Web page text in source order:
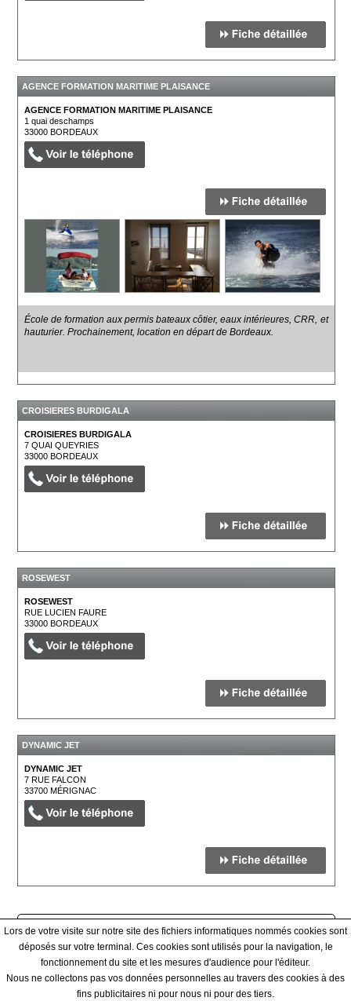
AGENCE FORMATION MARITIME PLAISANCE
AGENCE FORMATION MARITIME PLAISANCE
1 quai deschamps
33000BORDEAUX
École de formation aux permis bateaux côtier, eaux intérieures, CRR, et
hauturier. Prochainement, location en départ de Bordeaux.
CROISIERES BURDIGALA
CROISIERES BURDIGALA
7 QUAI QUEYRIES
33000BORDEAUX
ROSEWEST
ROSEWEST
RUE LUCIEN FAURE
33000BORDEAUX
DYNAMIC JET
DYNAMIC JET
7 RUE FALCON
33700MÉRIGNAC
Afficher tous les prestataires
Qui sommes-nous ? - Contact - Conditions générales
|
Lors de votre visite sur notre site des fichiers informatiques nommés cookies sont
déposés sur votre terminal. Ces cookies sont utilisés pour la navigation, le
fonctionnement du site et les mesures d'audience pour l'éditeur.
Nous ne collectons pas vos données personnelles au travers des cookies à des
fins publicitaires ni pour nous ni pour des tiers.